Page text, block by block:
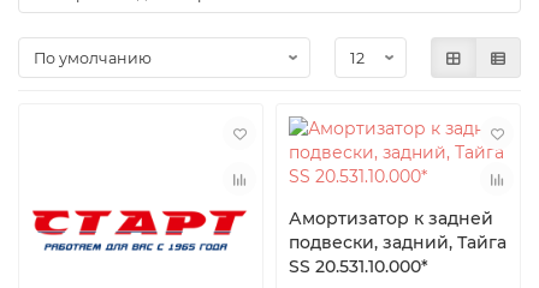
Амортизатор к задней
подвески, задний, Тайга
SS 20.531.10.000*